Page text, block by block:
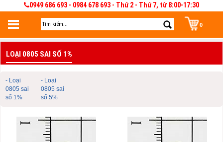
0949 686 693 - 0984 678 693 - Thứ 2 - Thứ 7, từ 8:00-17:30
0
Đăng nhập
Đăng nhập để lưu giỏ hàng 30 ngày. Có thể sửa và quản lý giỏ hàng và đơn
hàng
LOẠI 0805 SAI SỐ 1%
- Loại
0805 sai
số 1%
- Loại
0805 sai
số 5%